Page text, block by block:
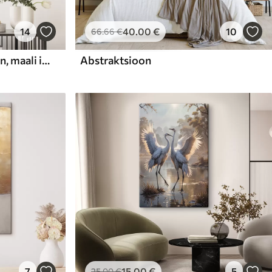
14
Abstraktne kompositsioon, maali imitatsioon
66.66€40.00€ 10
Abstraktsioon